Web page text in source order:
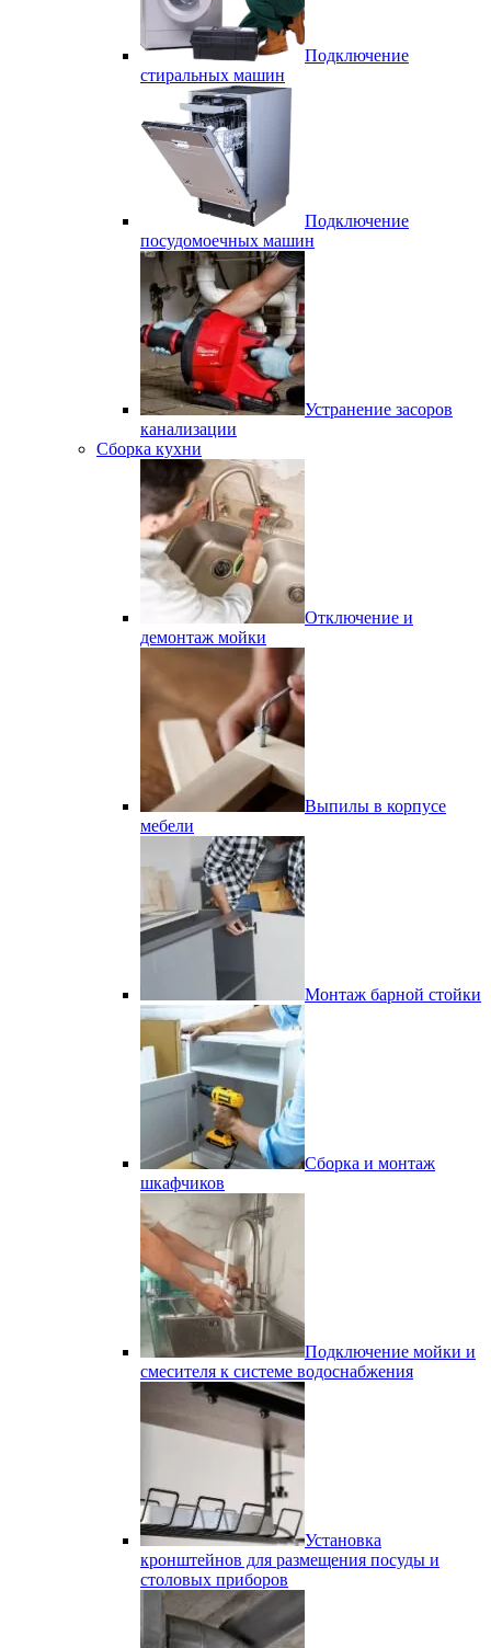
Подключение
стиральных машин
Подключение
посудомоечных машин
Устранение засоров
канализации
Сборка кухни
Отключение и
демонтаж мойки
Выпилы в корпусе
мебели
Монтаж барной стойки
Сборка и монтаж
шкафчиков
Подключение мойки и
смесителя к системе водоснабжения
Установка
кронштейнов для размещения посуды и
столовых приборов